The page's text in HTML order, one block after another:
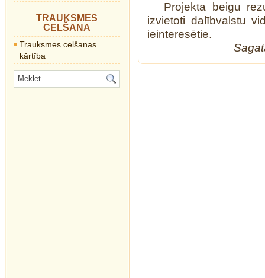
TRAUKSMES
CELŠANA
Trauksmes celšanas
kārtība
Projekta beigu
izvietoti dalībvalstu
ieinteresētie.